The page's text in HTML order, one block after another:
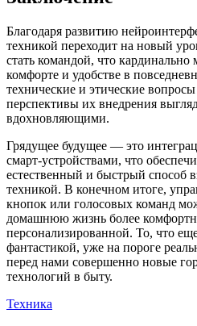
Благодаря развитию
техникой переходит на новый
стать командой, что кардинально
комфорте и удобстве в
технические и этические
перспективы их внедрения
вдохновляющими.
Грядущее будущее — это
смарт-устройствами, что
естественный и быстрый способ
техникой. В конечном итоге,
кнопок или голосовых команд
домашнюю жизнь более
персонализированной. То, что
фантастикой, уже на пороге
перед нами совершенно новые
технологий в быту.
Техника